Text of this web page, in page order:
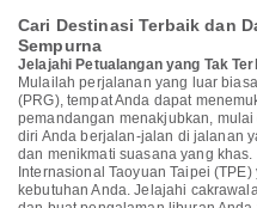
Cari Destinasi Terbaik dan
Sempurna
Jelajahi Petualangan yang Tak
Mulailah perjalanan yang luar
(PRG), tempat Anda dapat
pemandangan menakjubkan,
diri Anda berjalan-jalan di jalanan
dan menikmati suasana yang
Internasional Taoyuan Taipei
kebutuhan Anda. Jelajahi